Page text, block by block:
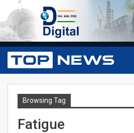
Browsing Tag
Fatigue